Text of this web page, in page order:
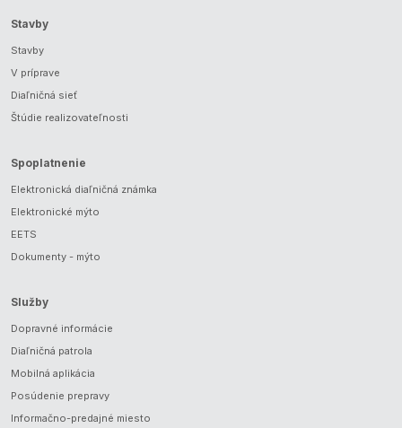
Stavby
Stavby
V príprave
Diaľničná sieť
Štúdie realizovateľnosti
Spoplatnenie
Elektronická diaľničná známka
Elektronické mýto
EETS
Dokumenty - mýto
Služby
Dopravné informácie
Diaľničná patrola
Mobilná aplikácia
Posúdenie prepravy
Informačno-predajné miesto